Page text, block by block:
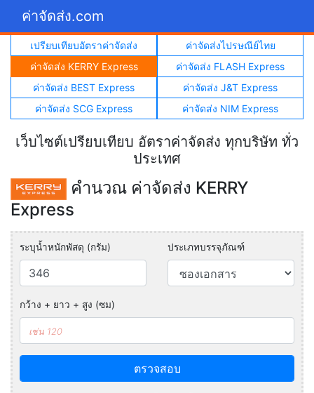
ค่าจัดส่ง.com
เปรียบเทียบอัตราค่าจัดส่ง
ค่าจัดส่งไปรษณีย์ไทย
ค่าจัดส่ง KERRY Express
ค่าจัดส่ง FLASH Express
ค่าจัดส่ง BEST Express
ค่าจัดส่ง J&T Express
ค่าจัดส่ง SCG Express
ค่าจัดส่ง NIM Express
เว็บไซต์เปรียบเทียบ อัตราค่าจัดส่ง ทุกบริษัท ทั่ว
ประเทศ
คำนวณ ค่าจัดส่ง KERRY
Express
ระบุน้ำหนักพัสดุ (กรัม) ประเภทบรรจุภัณฑ์
กว้าง + ยาว + สูง (ซม)
ตรวจสอบ